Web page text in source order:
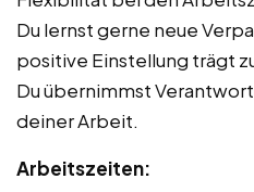
Du lernst gerne neue
positive Einstellung trägt
Du übernimmst
deiner Arbeit.
Arbeitszeiten: